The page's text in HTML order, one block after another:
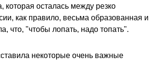
осталась между резко
как правило, весьма образованная и
что, "чтобы лопать, надо топать".
некоторые очень важные